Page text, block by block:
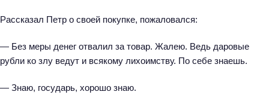
Рассказал Петр о своей покупке, пожаловался:
— Без меры денег отвалил за товар. Жалею. Ведь даровые
рубли ко злу ведут и всякому лихоимству. По себе знаешь.
— Знаю, государь, хорошо знаю.